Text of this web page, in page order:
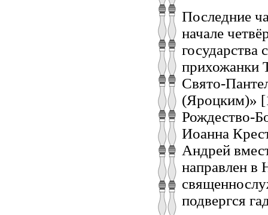
Последние
начале
прихожанки
Свято-
(Яроцким)»
Рождество-
Иоанна
Андрей
направлен в
подвергся